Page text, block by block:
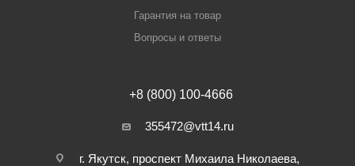
Гарантия на товар
Вопросы и ответы
+8 (800) 100-4666
355472@vtt14.ru
г. Якутск, проспект Михаила Николаева,